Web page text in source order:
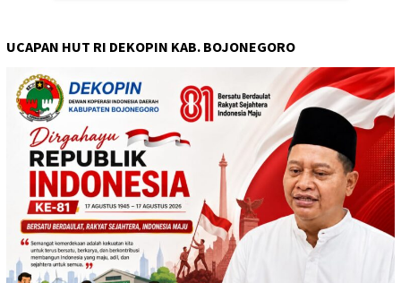
UCAPAN HUT RI DEKOPIN KAB. BOJONEGORO